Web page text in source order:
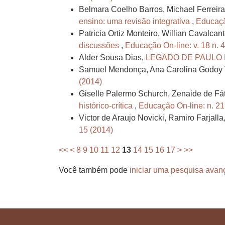
Belmara Coelho Barros, Michael
ensino: uma revisão integrativa ,
Patricia Ortiz Monteiro, Willian
discussões , Educação On-line: v. 18 n.
Alder Sousa Dias, LEGADO DE
Samuel Mendonça, Ana Carolina Godoy
(2014)
Giselle Palermo Schurch, Zenaide de
histórico-crítica , Educação On-line: n.
Victor de Araujo Novicki, Ramiro
15 (2014)
<< < 8 9 10 11 12 13 14 15 16 17 > >>
Você também pode iniciar uma pesquisa